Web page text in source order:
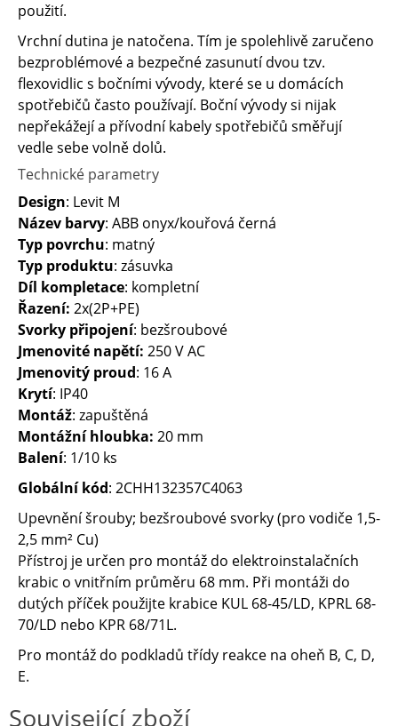
použití.
Vrchní dutina je natočena. Tím je spolehlivě zaručeno
bezproblémové a bezpečné zasunutí dvou tzv.
flexovidlic s bočními vývody, které se u domácích
spotřebičů často používají. Boční vývody si nijak
nepřekážejí a přívodní kabely spotřebičů směřují
vedle sebe volně dolů.
Technické parametry
Design: Levit M
Název barvy: ABB onyx/kouřová černá
Typ povrchu: matný
Typ produktu: zásuvka
Díl kompletace: kompletní
Řazení: 2x(2P+PE)
Svorky připojení: bezšroubové
Jmenovité napětí: 250 V AC
Jmenovitý proud: 16 A
Krytí: IP40
Montáž: zapuštěná
Montážní hloubka: 20 mm
Balení: 1/10 ks
Globální kód: 2CHH132357C4063
Upevnění šrouby; bezšroubové svorky (pro vodiče 1,5-
2,5 mm² Cu)
Přístroj je určen pro montáž do elektroinstalačních
krabic o vnitřním průměru 68 mm. Při montáži do
dutých příček použijte krabice KUL 68-45/LD, KPRL 68-
70/LD nebo KPR 68/71L.
Pro montáž do podkladů třídy reakce na oheň B, C, D,
E.
Související zboží